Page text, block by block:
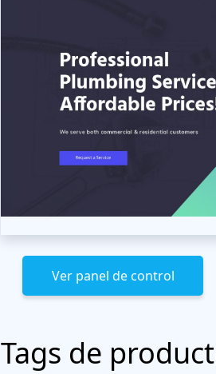
Ver panel de control
Tags de